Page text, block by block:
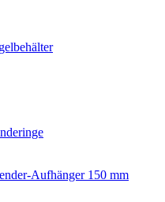
Aufhänger 150 mm